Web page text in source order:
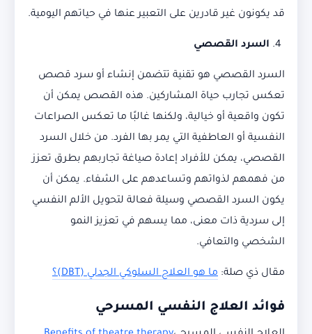
قد يكونون غير قادرين على التعبير عنها في حياتهم اليومية.
السرد القصصي
السرد القصصي هو تقنية تتضمن إنشاء أو سرد قصص
تعكس تجارب حياة المشاركين. هذه القصص يمكن أن
تكون واقعية أو خيالية، ولكنها غالبًا ما تعكس الصراعات
النفسية أو العاطفية التي يمر بها الفرد. من خلال السرد
القصصي، يمكن للأفراد إعادة صياغة تجاربهم بطرق تعزز
من فهمهم لذواتهم وتساعدهم على الشفاء. يمكن أن
يكون السرد القصصي وسيلة فعالة لتحويل الألم النفسي
إلى سردية ذات معنى، مما يسهم في تعزيز النمو
الشخصي والتعافي.
مقال ذي صلة: ما هو العلاج السلوكي الجدلي (DBT)؟
فوائد العلاج النفسي المسرحي